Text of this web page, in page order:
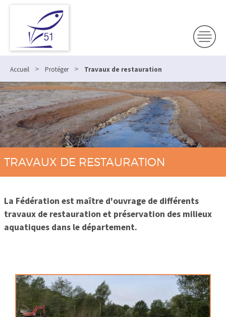
Accueil > Protéger > Travaux de restauration
TRAVAUX DE RESTAURATION
La Fédération est maître d'ouvrage de différents
travaux de restauration et préservation des milieux
aquatiques dans le département.